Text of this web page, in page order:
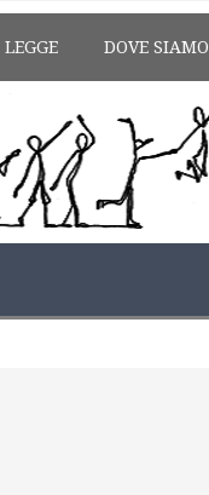
DOVE SIAMO